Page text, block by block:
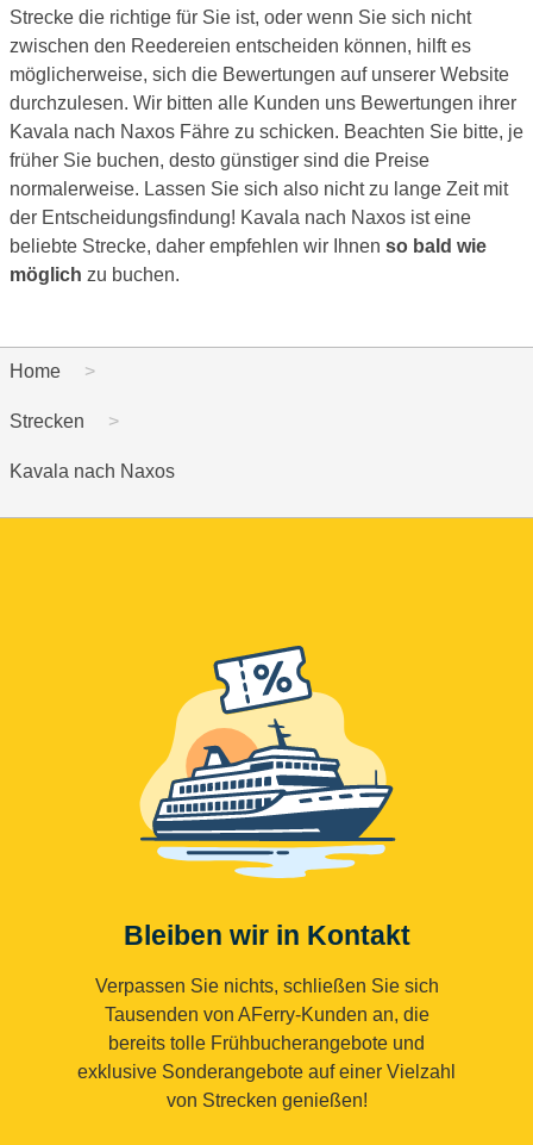
Strecke die richtige für Sie ist, oder wenn Sie sich nicht
zwischen den Reedereien entscheiden können, hilft es
möglicherweise, sich die Bewertungen auf unserer Website
durchzulesen. Wir bitten alle Kunden uns Bewertungen ihrer
Kavala nach Naxos Fähre zu schicken. Beachten Sie bitte, je
früher Sie buchen, desto günstiger sind die Preise
normalerweise. Lassen Sie sich also nicht zu lange Zeit mit
der Entscheidungsfindung! Kavala nach Naxos ist eine
beliebte Strecke, daher empfehlen wir Ihnen so bald wie
möglich zu buchen.
Home
Strecken
Kavala nach Naxos
Bleiben wir in Kontakt
Verpassen Sie nichts, schließen Sie sich
Tausenden von AFerry-Kunden an, die
bereits tolle Frühbucherangebote und
exklusive Sonderangebote auf einer Vielzahl
von Strecken genießen!